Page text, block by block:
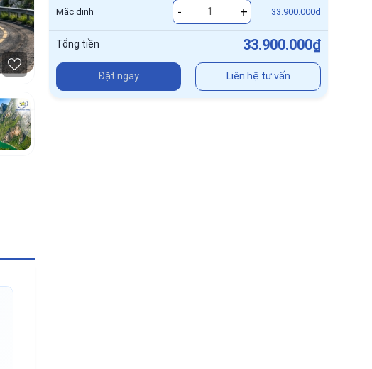
Mặc định - + 33.900.000₫
Tổng tiền 33.900.000₫
Đặt ngay Liên hệ tư vấn